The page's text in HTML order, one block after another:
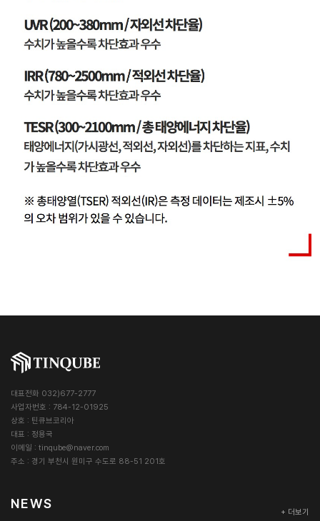
대표전화 032)677-2777
사업자번호 : 784-12-01925
상호 : 틴큐브코리아
대표 : 정용국
이메일 : tinqube@naver.com
주소 : 경기 부천시 원미구 수도로 88-51 201호
NEWS
+ 더보기